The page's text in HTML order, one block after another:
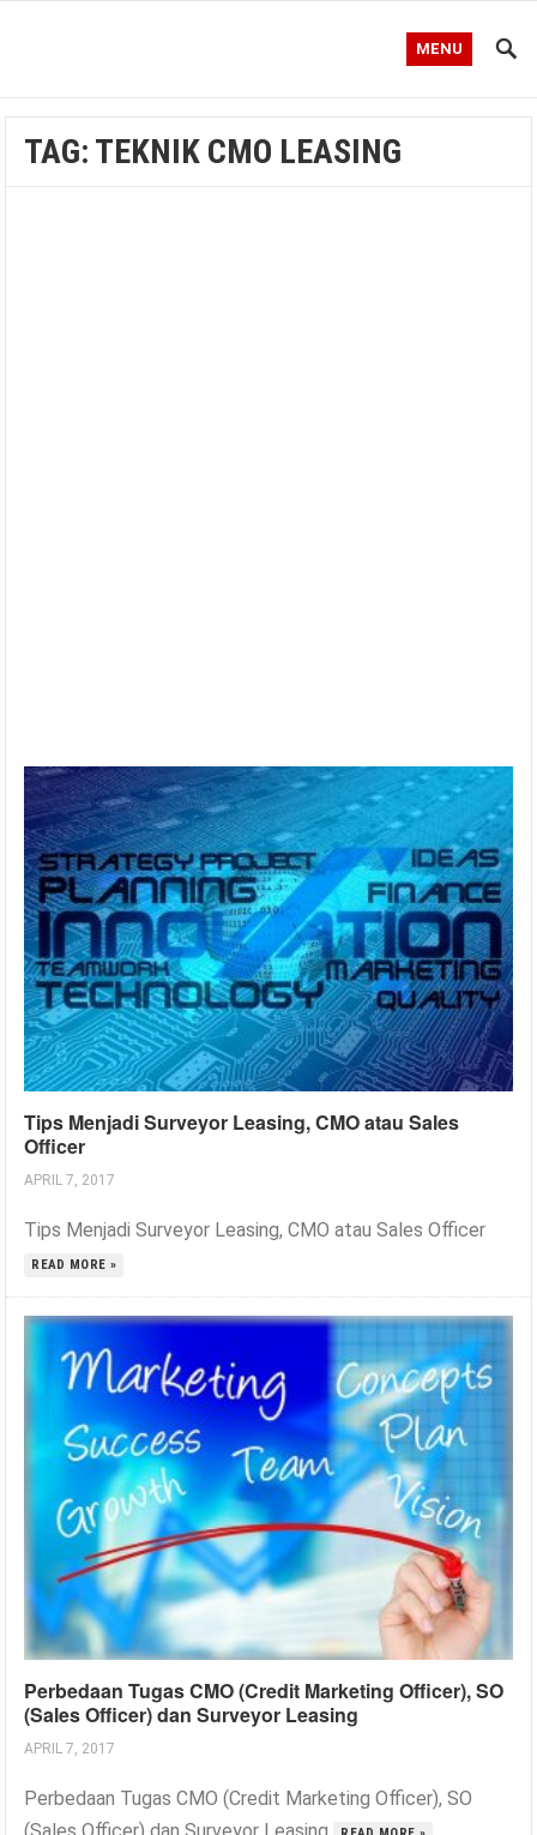
MENU
TAG: TEKNIK CMO LEASING
Tips Menjadi Surveyor Leasing, CMO atau Sales
Officer
APRIL 7, 2017
Tips Menjadi Surveyor Leasing, CMO atau Sales Officer
READ MORE »
Perbedaan Tugas CMO (Credit Marketing Officer), SO
(Sales Officer) dan Surveyor Leasing
APRIL 7, 2017
Perbedaan Tugas CMO (Credit Marketing Officer), SO
(Sales Officer) dan Surveyor Leasing